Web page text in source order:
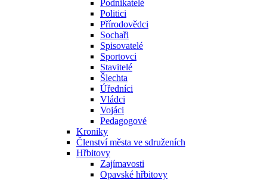
Podnikatelé
Politici
Přírodovědci
Sochaři
Spisovatelé
Sportovci
Stavitelé
Šlechta
Úředníci
Vládci
Vojáci
Pedagogové
Kroniky
Členství města ve sdruženích
Hřbitovy
Zajímavosti
Opavské hřbitovy